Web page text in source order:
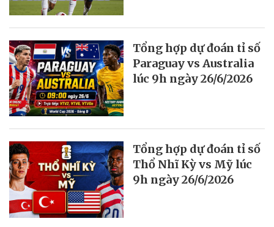
Tổng hợp dự đoán tỉ số
Paraguay vs Australia
lúc 9h ngày 26/6/2026
Tổng hợp dự đoán tỉ số
Thổ Nhĩ Kỳ vs Mỹ lúc
9h ngày 26/6/2026